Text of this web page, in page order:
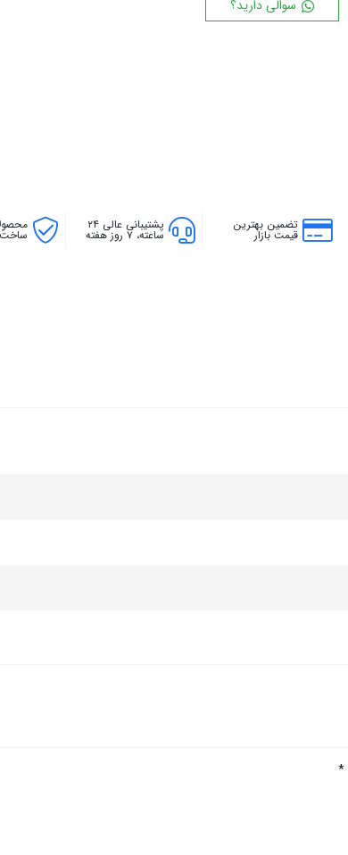
۱۸ پره
سوالی دارید؟
تضمین بهترین
قیمت بازار
پشتیبانی عالی ۲۴
ساعته، ۷ روز هفته ساخت
*